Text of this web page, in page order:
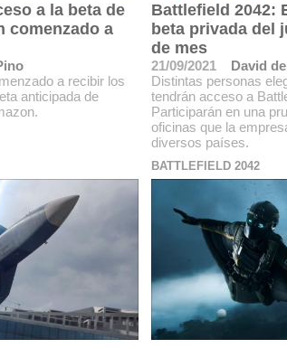
a la beta de
comenzado a
a recibir los
anticipada de
Battlefield 2042:
beta privada del
de mes
21/09/2021
David
Distintas personas
tendrán acceso a
Participarán en una
oficinas que la
diversos países.
BATTLEFIELD 2042